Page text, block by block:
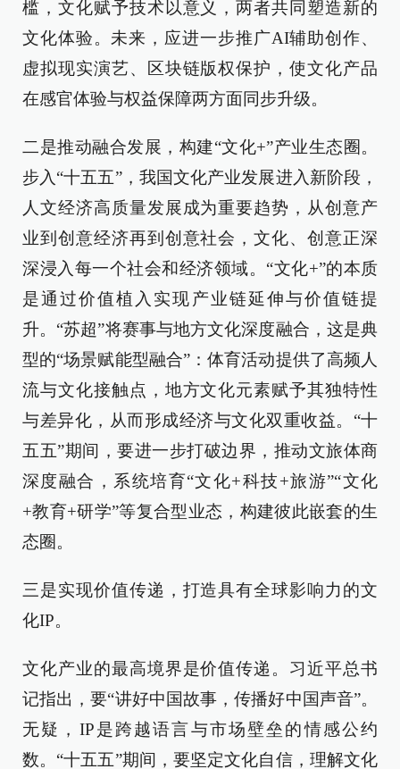
槛，文化赋予技术以意义，两者共同塑造新的
文化体验。未来，应进一步推广AI辅助创作、
虚拟现实演艺、区块链版权保护，使文化产品
在感官体验与权益保障两方面同步升级。
二是推动融合发展，构建“文化+”产业生态圈。
步入“十五五”，我国文化产业发展进入新阶段，
人文经济高质量发展成为重要趋势，从创意产
业到创意经济再到创意社会，文化、创意正深
深浸入每一个社会和经济领域。“文化+”的本质
是通过价值植入实现产业链延伸与价值链提
升。“苏超”将赛事与地方文化深度融合，这是典
型的“场景赋能型融合”：体育活动提供了高频人
流与文化接触点，地方文化元素赋予其独特性
与差异化，从而形成经济与文化双重收益。“十
五五”期间，要进一步打破边界，推动文旅体商
深度融合，系统培育“文化+科技+旅游”“文化
+教育+研学”等复合型业态，构建彼此嵌套的生
态圈。
三是实现价值传递，打造具有全球影响力的文
化IP。
文化产业的最高境界是价值传递。习近平总书
记指出，要“讲好中国故事，传播好中国声音”。
无疑，IP是跨越语言与市场壁垒的情感公约
数。“十五五”期间，要坚定文化自信，理解文化